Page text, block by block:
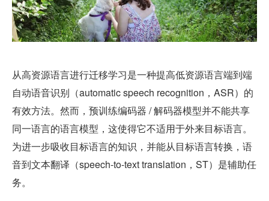
从高资源语言进行迁移学习是一种提高低资源语言端到端
自动语音识别（automatic speech recognition，ASR）的
有效方法。然而，预训练编码器 / 解码器模型并不能共享
同一语言的语言模型，这使得它不适用于外来目标语言。
为进一步吸收目标语言的知识，并能从目标语言转换，语
音到文本翻译（speech-to-text translation，ST）是辅助任
务。